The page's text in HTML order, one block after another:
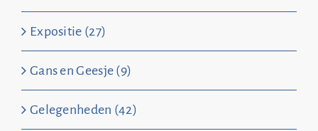
Expositie (27)
Gans en Geesje (9)
Gelegenheden (42)